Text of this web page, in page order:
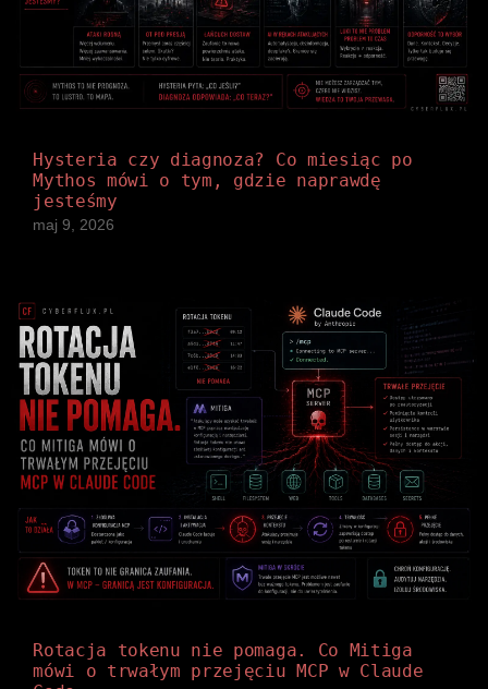
Hysteria czy diagnoza? Co miesiąc po
Mythos mówi o tym, gdzie naprawdę
jesteśmy
maj 9, 2026
Rotacja tokenu nie pomaga. Co Mitiga
mówi o trwałym przejęciu MCP w Claude